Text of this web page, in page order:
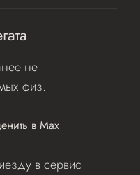
не
физ.
в Мах
в сервис